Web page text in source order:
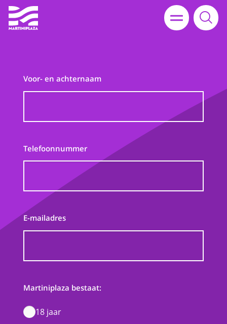
Voor- en achternaam
Telefoonnummer
E-mailadres
Martiniplaza bestaat:
18 jaar